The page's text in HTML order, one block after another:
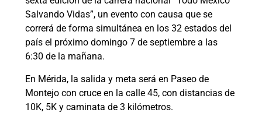
Salvando Vidas”, un evento con causa que se
correrá de forma simultánea en los 32 estados del
país el próximo domingo 7 de septiembre a las
6:30 de la mañana.
En Mérida, la salida y meta será en Paseo de
Montejo con cruce en la calle 45, con distancias de
10K, 5K y caminata de 3 kilómetros.